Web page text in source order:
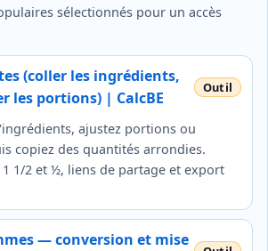
sélectionnés pour un accès
(coller les ingrédients,
les portions) | CalcBE
ajustez portions ou
copiez des quantités arrondies.
1 1/2 et ½, liens de partage et export
— conversion et mise